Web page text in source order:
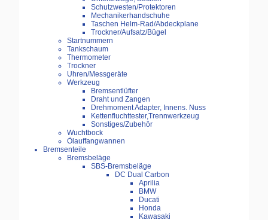
Schutzwesten/Protektoren
Mechanikerhandschuhe
Taschen Helm-Rad/Abdeckplane
Trockner/Aufsatz/Bügel
Startnummern
Tankschaum
Thermometer
Trockner
Uhren/Messgeräte
Werkzeug
Bremsentlüfter
Draht und Zangen
Drehmoment Adapter, Innens. Nuss
Kettenfluchttester,Trennwerkzeug
Sonstiges/Zubehör
Wuchtbock
Ölauffangwannen
Bremsenteile
Bremsbeläge
SBS-Bremsbeläge
DC Dual Carbon
Aprilia
BMW
Ducati
Honda
Kawasaki